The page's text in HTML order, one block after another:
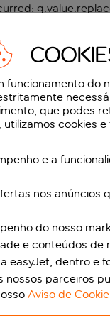
funcionamento do
que podes
cookies
e a
nos anúncios
do nosso
e conteúdos de
easyJet, dentro e
nossos parceiros
Aviso de